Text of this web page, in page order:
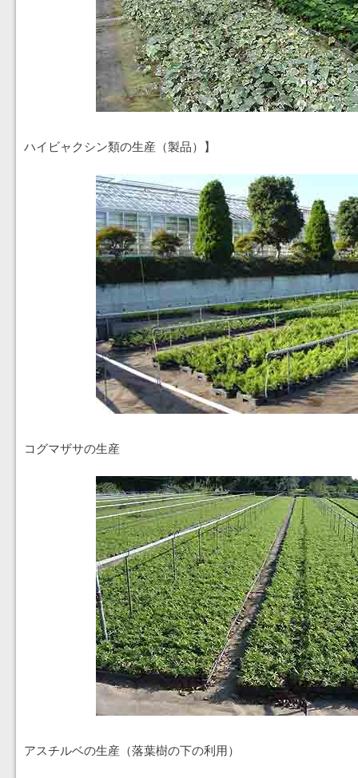
ハイビャクシン類の生産（製品）】
コグマザサの生産
アスチルベの生産（落葉樹の下の利用）